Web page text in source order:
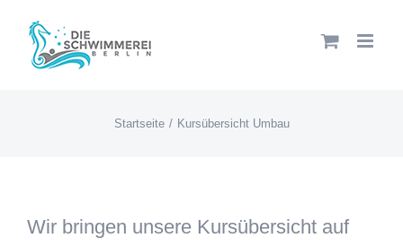
Zum
Inhalt
Startseite Kursübersicht Umbau
Wir bringen unsere Kursübersicht auf